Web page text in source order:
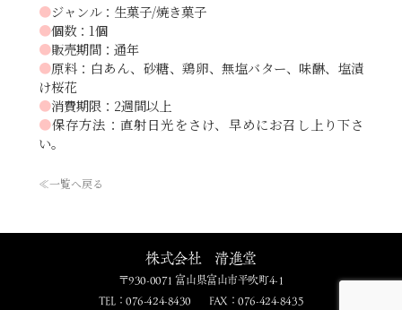
●ジャンル：生菓子/焼き菓子
●個数：1個
●販売期間：通年
●原料：白あん、砂糖、鶏卵、無塩バター、味醂、塩漬
け桜花
●消費期限：2週間以上
●保存方法：直射日光をさけ、早めにお召し上り下さ
い。
≪一覧へ戻る
株式会社 清進堂
〒930-0071 富山県富山市平吹町4-1
TEL：076-424-8430
FAX：076-424-8435